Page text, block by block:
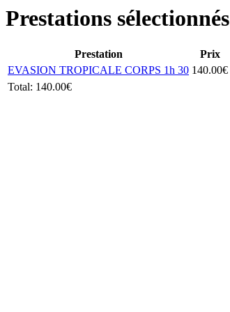
Prestations sélectionnés
Prestation Prix
EVASION TROPICALE CORPS 1h 30 140.00€
Total: 140.00€